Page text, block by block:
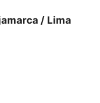
/ Lima